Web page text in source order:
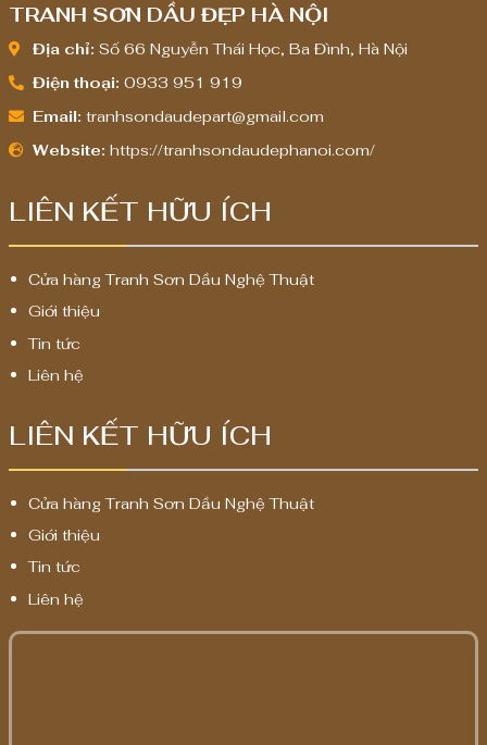
₫
TRANH SƠN DẦU ĐẸP HÀ NỘI
Địa chỉ: Số 66 Nguyễn Thái Học, Ba Đình, Hà Nội
Điện thoại: 0933 951 919
Email: tranhsondaudepart@gmail.com
Website: https://tranhsondaudephanoi.com/
LIÊN KẾT HỮU ÍCH
Cửa hàng Tranh Sơn Dầu Nghệ Thuật
Giới thiệu
Tin tức
Liên hệ
LIÊN KẾT HỮU ÍCH
Cửa hàng Tranh Sơn Dầu Nghệ Thuật
Giới thiệu
Tin tức
Liên hệ